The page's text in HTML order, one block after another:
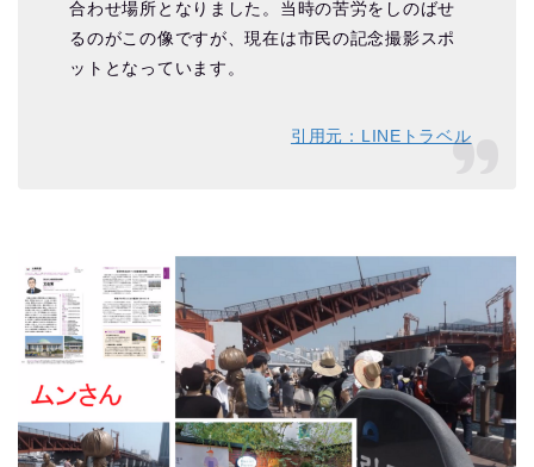
合わせ場所となりました。当時の苦労をしのばせ
るのがこの像ですが、現在は市民の記念撮影スポ
ットとなっています。
引用元：LINEトラベル